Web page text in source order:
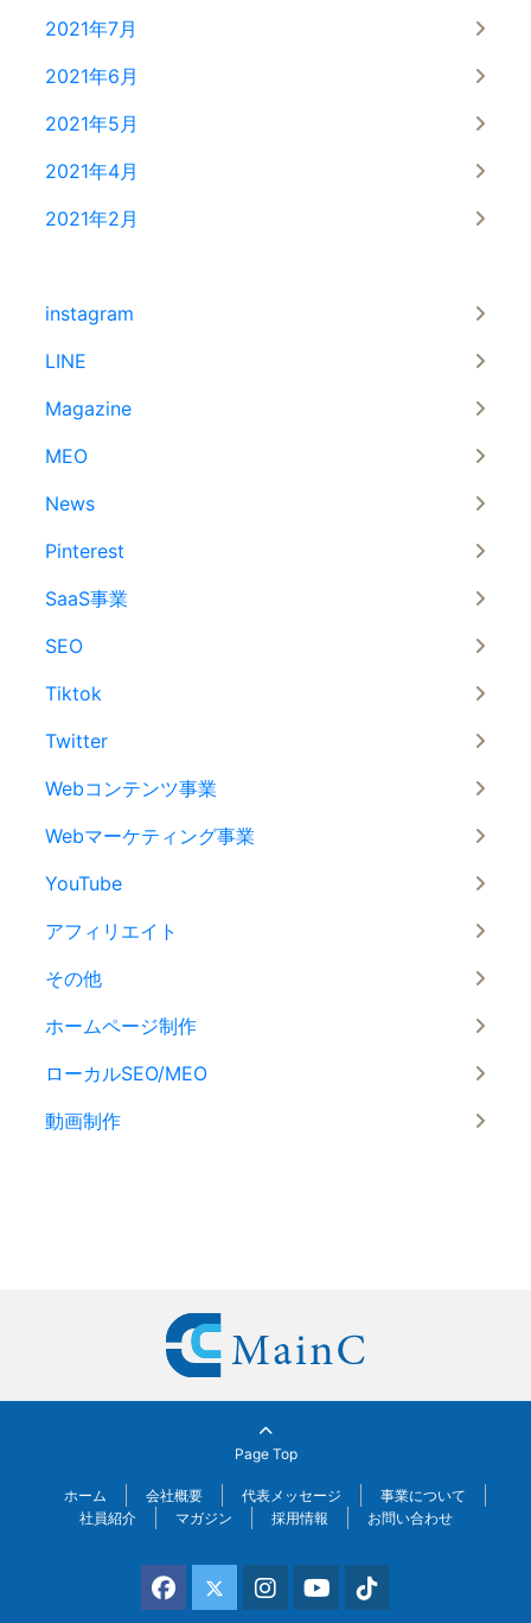
2021年7月
2021年6月
2021年5月
2021年4月
2021年2月
instagram
LINE
Magazine
MEO
News
Pinterest
SaaS事業
SEO
Tiktok
Twitter
Webコンテンツ事業
Webマーケティング事業
YouTube
アフィリエイト
その他
ホームページ制作
ローカルSEO/MEO
動画制作
Page Top
ホーム 会社概要 代表メッセージ
事業について
社員紹介
マガジン 採用情報 お問い合わせ
FacebookX(Twitter)InstagramYouTube